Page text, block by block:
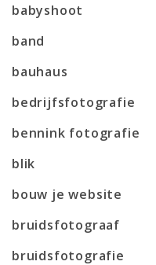
babyshoot
band
bauhaus
bedrijfsfotografie
bennink fotografie
blik
bouw je website
bruidsfotograaf
bruidsfotografie